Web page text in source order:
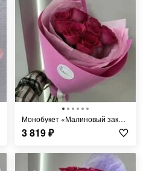
Монобукет «Малиновый закат»
3 819₽